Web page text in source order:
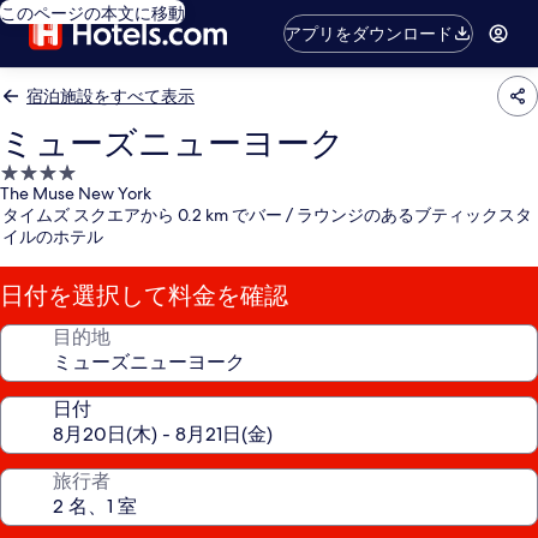
このページの本文に移動
アプリをダウンロード
宿泊施設をすべて表示
ミューズニューヨーク
4.0
つ
星
宿
泊
施
設
The Muse New York
タイムズ スクエアから 0.2 km でバー / ラウンジのあるブティックスタ
イルのホテル
日付を選択して料金を確認
目的地
日付
旅行者